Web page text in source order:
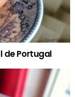
de Portugal